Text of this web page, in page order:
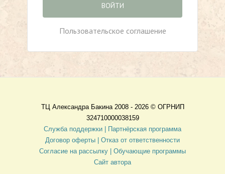
ВОЙТИ
Пользовательское соглашение
ТЦ Александра Бакина 2008 - 2026 © ОГРНИП
324710000038159
Служба поддержки |
Партнёрская программа
Договор оферты
| Отказ от ответственности
Согласие на рассылку | Обучающие программы
Сайт автора